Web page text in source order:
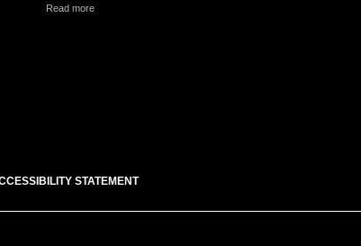
Read more
STATEMENT